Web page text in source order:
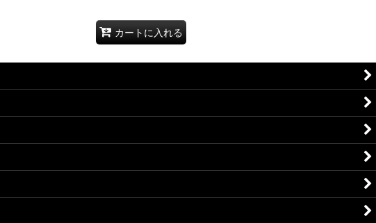
カートに入れる